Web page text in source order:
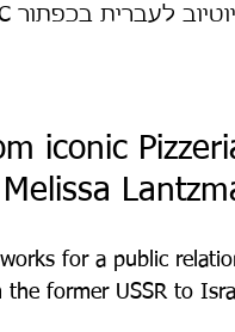
iconic
for a public
the former USSR to